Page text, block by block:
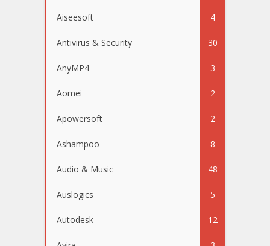
Aiseesoft 4
Antivirus & Security 30
AnyMP4 3
Aomei 2
Apowersoft 2
Ashampoo 8
Audio & Music 48
Auslogics 5
Autodesk 12